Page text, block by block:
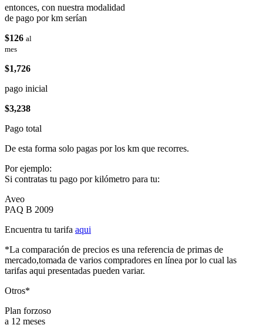
entonces, con nuestra modalidad
de pago por km serían
$126 al
mes
$1,726
pago inicial
$3,238
Pago total
De esta forma solo pagas por los km que recorres.
Por ejemplo:
Si contratas tu pago por kilómetro para tu:
Aveo
PAQ B 2009
Encuentra tu tarifa aqui
*La comparación de precios es una referencia de primas de
mercado,tomada de varios compradores en línea por lo cual las
tarifas aqui presentadas pueden variar.
Otros*
Plan forzoso
a 12 meses